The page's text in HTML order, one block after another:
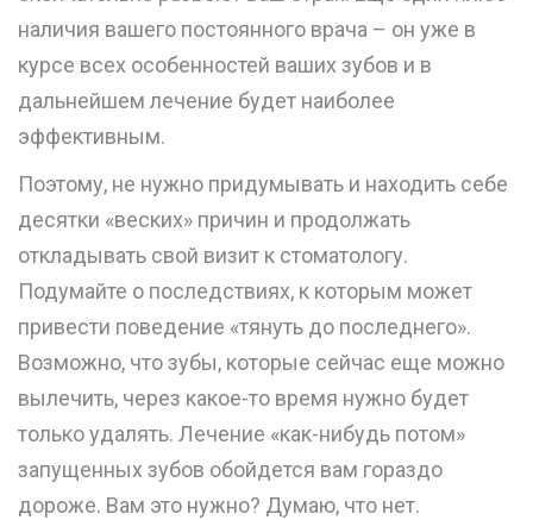
наличия вашего постоянного врача – он уже в
курсе всех особенностей ваших зубов и в
дальнейшем лечение будет наиболее
эффективным.
Поэтому, не нужно придумывать и находить себе
десятки «веских» причин и продолжать
откладывать свой визит к стоматологу.
Подумайте о последствиях, к которым может
привести поведение «тянуть до последнего».
Возможно, что зубы, которые сейчас еще можно
вылечить, через какое-то время нужно будет
только удалять. Лечение «как-нибудь потом»
запущенных зубов обойдется вам гораздо
дороже. Вам это нужно? Думаю, что нет.